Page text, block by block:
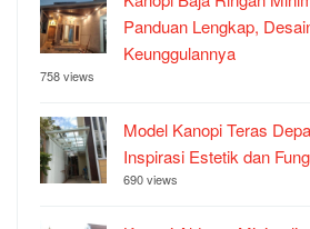
Panduan Lengkap,
Keunggulannya
758 views
Model Kanopi Teras
Inspirasi Estetik dan
690 views